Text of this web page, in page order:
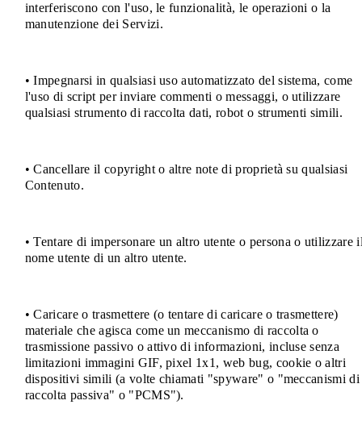
interferiscono con l'uso, le funzionalità, le operazioni o la
manutenzione dei Servizi.
• Impegnarsi in qualsiasi uso automatizzato del sistema, come
l'uso di script per inviare commenti o messaggi, o utilizzare
qualsiasi strumento di raccolta dati, robot o strumenti simili.
• Cancellare il copyright o altre note di proprietà su qualsiasi
Contenuto.
• Tentare di impersonare un altro utente o persona o utilizzare
nome utente di un altro utente.
• Caricare o trasmettere (o tentare di caricare o trasmettere)
materiale che agisca come un meccanismo di raccolta o
trasmissione passivo o attivo di informazioni, incluse senza
limitazioni immagini GIF, pixel 1x1, web bug, cookie o altri
dispositivi simili (a volte chiamati "spyware" o "meccanismi di
raccolta passiva" o "PCMS").